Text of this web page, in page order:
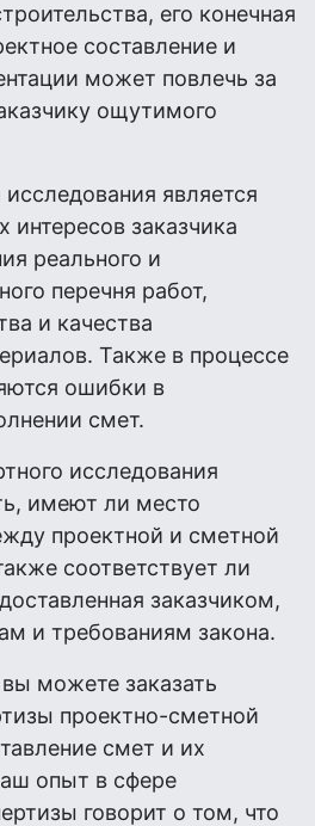
его конечная
составление и
может повлечь за
ощутимого
является
интересов заказчика
реального и
перечня работ,
и качества
Также в процессе
ошибки в
смет.
исследования
имеют ли место
проектной и сметной
соответствует ли
заказчиком,
и требованиям закона.
можете заказать
проектно-сметной
смет и их
опыт в сфере
говорит о том, что